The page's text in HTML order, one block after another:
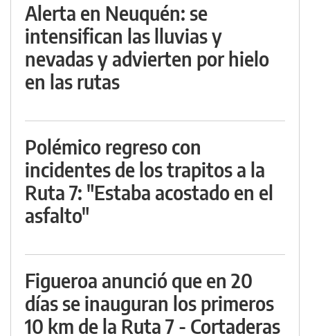
Alerta en Neuquén: se
intensifican las lluvias y
nevadas y advierten por hielo
en las rutas
Polémico regreso con
incidentes de los trapitos a la
Ruta 7: "Estaba acostado en el
asfalto"
Figueroa anunció que en 20
días se inauguran los primeros
10 km de la Ruta 7 - Cortaderas